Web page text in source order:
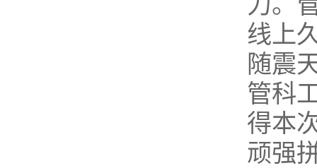
线上
随震
管科
得本
顽强